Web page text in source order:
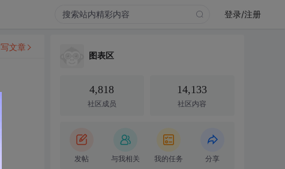
登录/注册
文章
图表区
4,818
社区成员
14,133
社区内容
发帖 与我相关 我的任务 分享